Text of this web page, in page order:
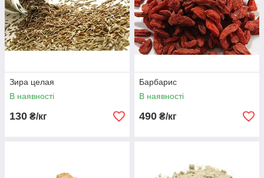
Замовити необхідні спеції дуже просто! Вам достатньо
вибрати, який перець вам необхідний: чорний, зелений або
запашний, а також визначитися з пряними травами.
Оформити замовлення на придбання сумішей прянощів
допоможе вам у створенні кулінарних шедеврів!
Зира целая
В наявності
130 ₴/кг
Барбарис
В наявності
490 ₴/кг